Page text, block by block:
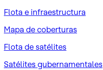
Flota e infraestructura
Mapa de coberturas
Flota de satélites
Satélites gubernamentales